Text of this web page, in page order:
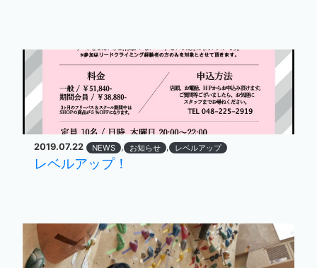
2019.07.22 NEWS , お知らせ , レベルアップ
レベルアップ！